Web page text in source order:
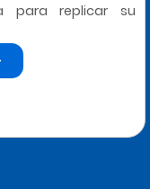
para replicar su